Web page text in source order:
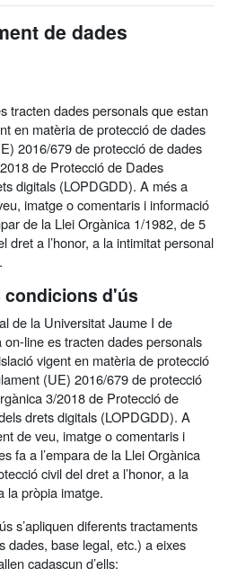
de dades
tracten dades personals que estan
en matèria de protecció de dades
2016/679 de protecció de dades
de Protecció de Dades
digitals (LOPDGDD). A més a
imatge o comentaris i informació
de la Llei Orgànica 1/1982, de 5
dret a l’honor, a la intimitat personal
condicions d'ús
de la Universitat Jaume I de
line es tracten dades personals
vigent en matèria de protecció
(UE) 2016/679 de protecció
3/2018 de Protecció de
drets digitals (LOPDGDD). A
de veu, imatge o comentaris i
fa a l’empara de la Llei Orgànica
civil del dret a l’honor, a la
la pròpia imatge.
s’apliquen diferents tractaments
dades, base legal, etc.) a eixes
cadascun d’ells: